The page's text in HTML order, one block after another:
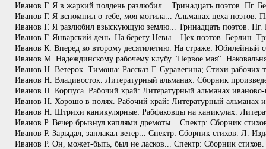
Иванов Г. Я в жаркий полдень разлюбил... Тринадцать поэтов. Пг.
Иванов Г. Я вспомнил о тебе, моя могила... Альманах цеха поэтов.
Иванов Г. Я разлюбил взыскующую землю... Тринадцать поэтов. Пг.
Иванов Г. Январский день. На берегу Невы... Цех поэтов. Берлин.
Иванов К. Вперед ко второму десятилетию. На страже: Юбилейный
Иванов М. Надеждинскому рабочему клубу "Первое мая".
Иванов Н. Ветерок. Тимоша: Рассказ Г. Суравегина; Стихи
Иванов Н. Владивосток. Литературный альманах: Сборник
Иванов Н. Корпуса. Рабочий край: Литературный альманах
Иванов Н. Хорошо в полях. Рабочий край: Литературный альманах
Иванов Н. Штрихи каникулярные: Рабфаковцы на каникулах.
Иванов Р. Вечер брызнул каплями дремоты... Спектр: Сборник
Иванов Р. Зарыдал, заплакал ветер... Спектр: Сборник стихов. Л.
Иванов Р. Он, может-быть, был не ласков... Спектр: Сборник